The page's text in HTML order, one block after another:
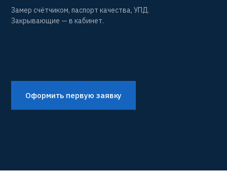
Замер счётчиком, паспорт качества, УПД.
Закрывающие — в кабинет.
Оформить первую заявку